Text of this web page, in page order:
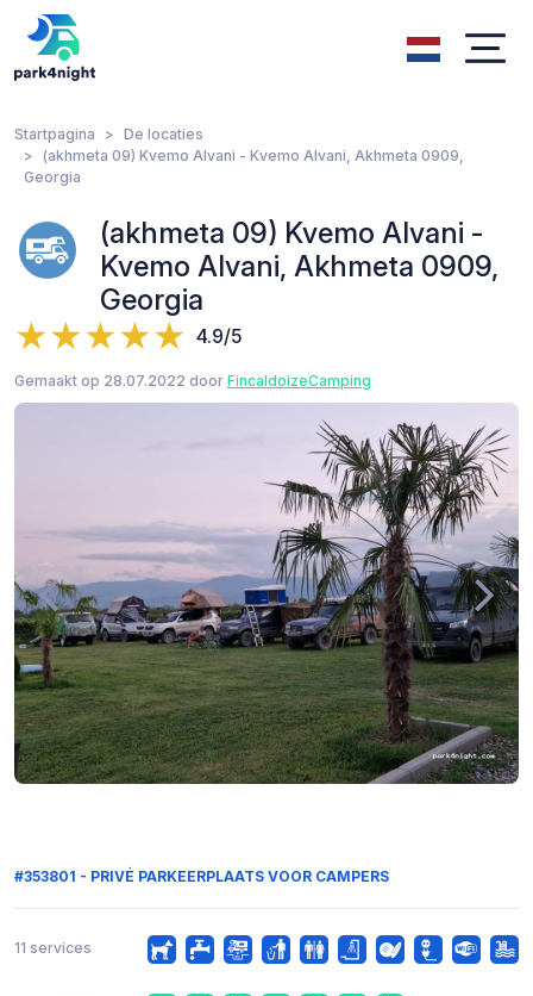
Startpagina
De locaties
(akhmeta 09) Kvemo Alvani - Kvemo Alvani, Akhmeta 0909,
Georgia
(akhmeta 09) Kvemo Alvani -
Kvemo Alvani, Akhmeta 0909,
Georgia
4.9/5
Gemaakt op 28.07.2022 door FincaIdoizeCamping
#353801 - PRIVÉ PARKEERPLAATS VOOR CAMPERS
11 services